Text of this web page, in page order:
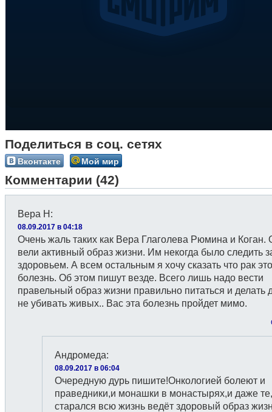
Поделиться в соц. сетях
Вконтакте Мой мир
Комментарии (42)
Вера Н :
08.09.2017 в 04:18
Очень жаль таких как Вера Глаголева Рюмина и Коган.
вели активный образ жизни. Им некогда было следить
здоровьем. А всем остальным я хочу сказать что рак
болезнь. Об этом пишут везде. Всего лишь надо вести
правельный образ жизни правильно питаться и делать
не убивать живых.. Вас эта болезнь пройдет мимо.
Андромеда:
08.09.2017 в 06:04
Очередную дурь пишите!Онкологией болеют и
праведники,и монашки в монастырях,и даже
старался всю жизнь ведёт здоровый образ